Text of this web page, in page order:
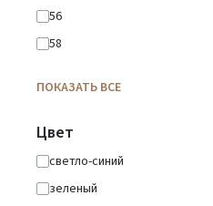
56
58
64
ПОКАЗАТЬ ВСЕ
Цвет
cветло-синий
зеленый